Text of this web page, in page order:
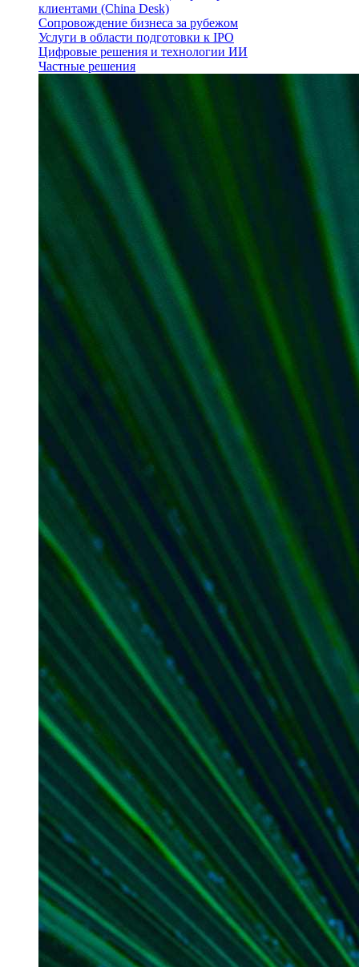
клиентами (China Desk)
Сопровождение бизнеса за рубежом
Услуги в области подготовки к IPO
Цифровые решения и технологии ИИ
Частные решения